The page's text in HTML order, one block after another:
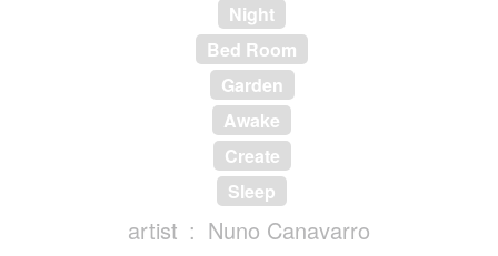
Night
Bed Room
Garden
Awake
Create
Sleep
artist
Nuno Canavarro